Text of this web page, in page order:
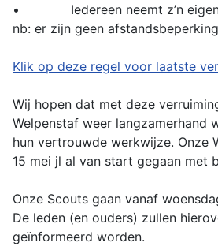
• Iedereen neemt z’n eigen
nb: er zijn geen
Klik op deze regel voor laatste
Wij hopen dat met deze
Welpenstaf weer langzamerhand
hun vertrouwde werkwijze. Onze
15 mei jl al van start gegaan met
Onze Scouts gaan vanaf
De leden (en ouders) zullen
geïnformeerd worden.